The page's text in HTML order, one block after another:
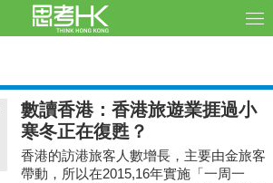
數讀香港：香港旅遊業捱過小
寒冬正在復甦？
香港的訪港旅客人數增長，主要由金旅客
帶動，所以在2015,16年實施「一周一